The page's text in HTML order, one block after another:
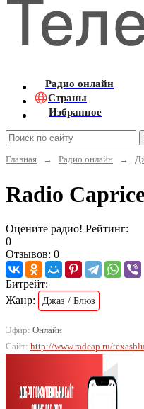
Радио онлайн
Страны
Избранное
Главная
→ Радио онлайн →
Radio
Оцените радио! Рейтинг:
0
Отзывов: 0
Битрейт:
Жанр:
Джаз / Блюз
Эфир: Онлайн
Сайт: http://www.radcap.ru/